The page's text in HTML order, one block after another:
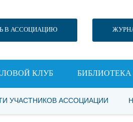
В АССОЦИАЦИЮ
КЛУБ БИБЛИОТЕКА
УЧАСТНИКОВ АССОЦИАЦИИ